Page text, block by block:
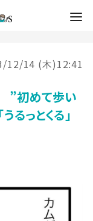
12/14 (木)12:41
”初めて歩い
るっとくる」